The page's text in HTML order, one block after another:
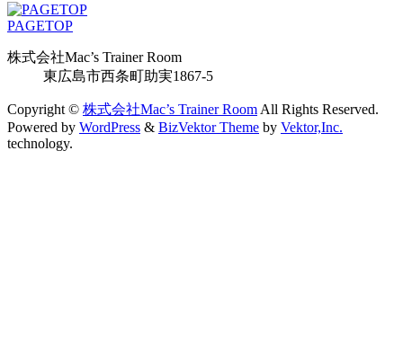
PAGETOP
株式会社Mac’s Trainer Room
東広島市西条町助実1867-5
Copyright © 株式会社Mac’s Trainer Room All Rights Reserved.
Powered by WordPress & BizVektor Theme by Vektor,Inc.
technology.